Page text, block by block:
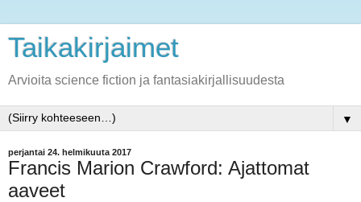
Taikakirjaimet
Arvioita science fiction ja fantasiakirjallisuudesta
▼
perjantai 24. helmikuuta 2017
Francis Marion Crawford: Ajattomat
aaveet